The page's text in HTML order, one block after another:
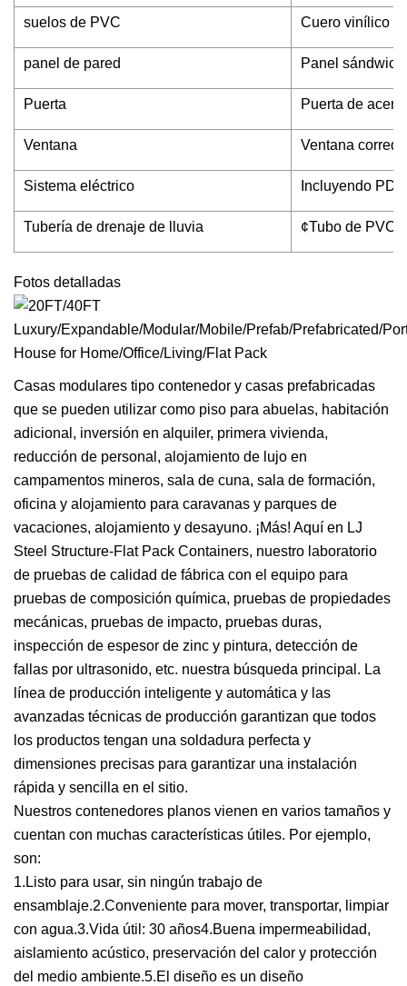
suelos de PVC Cuero vinílico
panel de pared Panel
Puerta Puerta de
Ventana Ventana
Sistema eléctrico Incluyendo
Tubería de drenaje de lluvia ¢Tubo de PVC
Fotos detalladas
Casas modulares tipo contenedor y casas prefabricadas
que se pueden utilizar como piso para abuelas, habitación
adicional, inversión en alquiler, primera vivienda,
reducción de personal, alojamiento de lujo en
campamentos mineros, sala de cuna, sala de formación,
oficina y alojamiento para caravanas y parques de
vacaciones, alojamiento y desayuno. ¡Más! Aquí en LJ
Steel Structure-Flat Pack Containers, nuestro laboratorio
de pruebas de calidad de fábrica con el equipo para
pruebas de composición química, pruebas de propiedades
mecánicas, pruebas de impacto, pruebas duras,
inspección de espesor de zinc y pintura, detección de
fallas por ultrasonido, etc. nuestra búsqueda principal. La
línea de producción inteligente y automática y las
avanzadas técnicas de producción garantizan que todos
los productos tengan una soldadura perfecta y
dimensiones precisas para garantizar una instalación
rápida y sencilla en el sitio.
Nuestros contenedores planos vienen en varios tamaños y
cuentan con muchas características útiles. Por ejemplo,
son:
1.Listo para usar, sin ningún trabajo de
ensamblaje.2.Conveniente para mover, transportar, limpiar
con agua.3.Vida útil: 30 años4.Buena impermeabilidad,
aislamiento acústico, preservación del calor y protección
del medio ambiente.5.El diseño es un diseño